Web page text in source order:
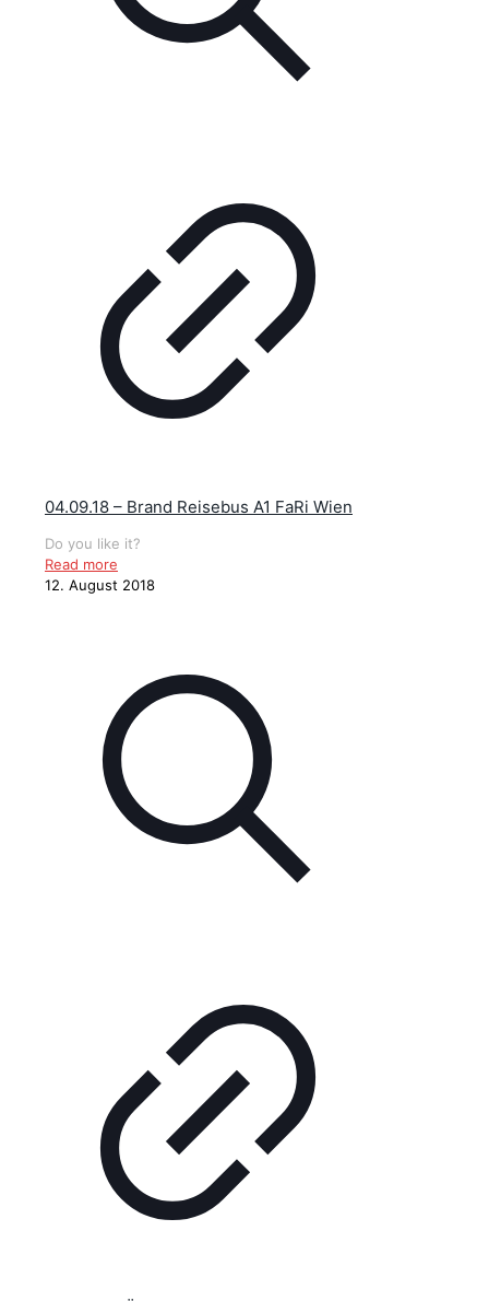
04.09.18 – Brand Reisebus A1 FaRi Wien
Do you like it?
Read more
12. August 2018